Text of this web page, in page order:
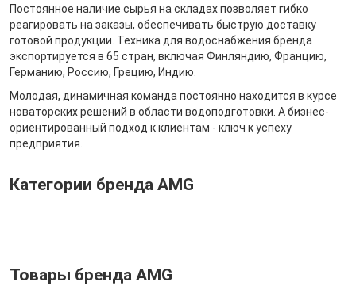
Постоянное наличие сырья на складах позволяет гибко
реагировать на заказы, обеспечивать быструю доставку
готовой продукции. Техника для водоснабжения бренда
экспортируется в 65 стран, включая Финляндию, Францию,
Германию, Россию, Грецию, Индию.
Молодая, динамичная команда постоянно находится в курсе
новаторских решений в области водоподготовки. А бизнес-
ориентированный подход к клиентам - ключ к успеху
предприятия.
Категории бренда AMG
Товары бренда AMG